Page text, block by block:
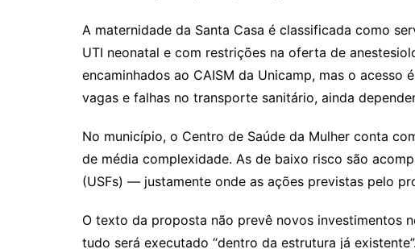
A maternidade da Santa Casa é classificada como
UTI neonatal e com restrições na oferta de
encaminhados ao CAISM da Unicamp, mas o
vagas e falhas no transporte sanitário, ainda
No município, o Centro de Saúde da Mulher conta
de média complexidade. As de baixo risco são
(USFs) — justamente onde as ações previstas pelo
O texto da proposta não prevê novos investimentos
tudo será executado “dentro da estrutura já